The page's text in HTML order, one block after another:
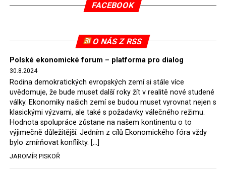
Wnukem má téměř 600 stran a stala se mimořádnou
„podzemích” bojovníků za nezávislost – těch, kteří se
publikace se stala absolutním bestsellerem a na
polském knižním trhu je prakticky nesehnatelná.
Během zkoumání dějin protikomunistického odboje
vyvstalo mnoho otázek. Badatelé museli sečíst ty, kteří
se aktivně účastnili vojenských aktivit, padli v bojích
nebo byli povražděni ve věznicích, a také odhadnout
počet lidí, kteří těmto bojovníkům poskytovali pomoc a
podporu. Byli to především rolníci a drobná šlechta.
FACEBOOK
O NÁS Z RSS
Polské ekonomické forum – platforma pro dialog
30.8.2024
Rodina demokratických evropských zemí si stále více
uvědomuje, že bude muset další roky žít v realitě nové studené
války. Ekonomiky našich zemí se budou muset vyrovnat nejen s
klasickými výzvami, ale také s požadavky válečného režimu.
Hodnota spolupráce zůstane na našem kontinentu o to
výjimečně důležitější. Jedním z cílů Ekonomického fóra vždy
bylo zmírňovat konflikty. […]
JAROMÍR PISKOŘ